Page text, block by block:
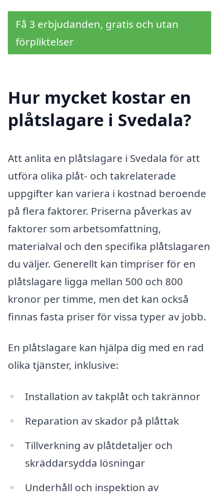
Få 3 erbjudanden, gratis och utan
förpliktelser
Hur mycket kostar en
plåtslagare i Svedala?
Att anlita en plåtslagare i Svedala för att
utföra olika plåt- och takrelaterade
uppgifter kan variera i kostnad beroende
på flera faktorer. Priserna påverkas av
faktorer som arbetsomfattning,
materialval och den specifika plåtslagaren
du väljer. Generellt kan timpriser för en
plåtslagare ligga mellan 500 och 800
kronor per timme, men det kan också
finnas fasta priser för vissa typer av jobb.
En plåtslagare kan hjälpa dig med en rad
olika tjänster, inklusive:
Installation av takplåt och takrännor
Reparation av skador på plåttak
Tillverkning av plåtdetaljer och
skräddarsydda lösningar
Underhåll och inspektion av